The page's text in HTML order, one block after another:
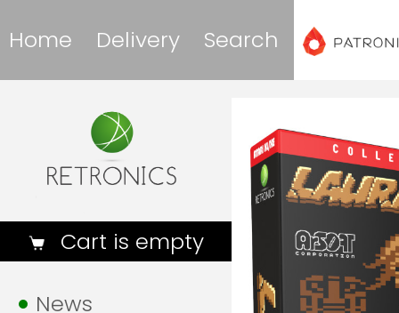
Home Delivery Search
Cart is empty
News